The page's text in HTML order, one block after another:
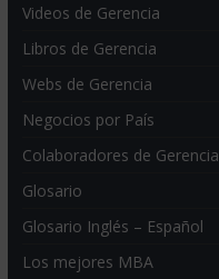
Videos de Gerencia
Libros de Gerencia
Webs de Gerencia
Negocios por País
Colaboradores de Gerencia
Glosario
Glosario Inglés – Español
Los mejores MBA